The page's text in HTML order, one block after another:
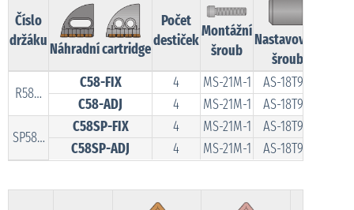
Číslo
držákuNáhradní cartridge
Počet
destiček
Montážní
šroub
Nastavovací
šroub
R58…
C58-FIX 4 MS-21M-1
AS-18T9-1
C58-ADJ
4 MS-21M-1
AS-18T9-1
SP58…
C58SP-FIX 4 MS-21M-1
AS-18T9-1
C58SP-ADJ
4 MS-21M-1 AS-18T9-1